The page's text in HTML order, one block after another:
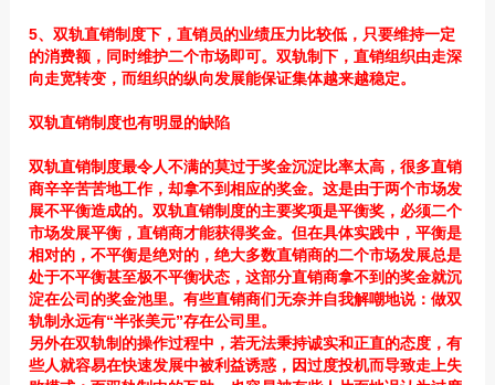
5、双轨直销制度下，直销员的业绩压力比较低，只要维持一定
的消费额，同时维护二个市场即可。双轨制下，直销组织由走深
向走宽转变，而组织的纵向发展能保证集体越来越稳定。
双轨直销制度也有明显的缺陷
双轨直销制度最令人不满的莫过于奖金沉淀比率太高，很多直销
商辛辛苦苦地工作，却拿不到相应的奖金。这是由于两个市场发
展不平衡造成的。双轨直销制度的主要奖项是平衡奖，必须二个
市场发展平衡，直销商才能获得奖金。但在具体实践中，平衡是
相对的，不平衡是绝对的，绝大多数直销商的二个市场发展总是
处于不平衡甚至极不平衡状态，这部分直销商拿不到的奖金就沉
淀在公司的奖金池里。有些直销商们无奈并自我解嘲地说：做双
轨制永远有“半张美元”存在公司里。
另外在双轨制的操作过程中，若无法秉持诚实和正直的态度，有
些人就容易在快速发展中被利益诱惑，因过度投机而导致走上失